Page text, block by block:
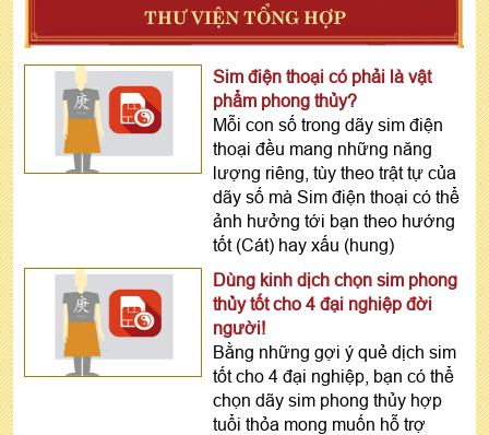
THƯ VIỆN TỔNG HỢP
Sim điện thoại có phải là vật
phẩm phong thủy?
Mỗi con số trong dãy sim điện
thoại đều mang những năng
lượng riêng, tùy theo trật tự của
dãy số mà Sim điện thoại có thể
ảnh hưởng tới bạn theo hướng
tốt (Cát) hay xấu (hung)
Dùng kinh dịch chọn sim phong
thủy tốt cho 4 đại nghiệp đời
người!
Bằng những gợi ý quẻ dịch sim
tốt cho 4 đại nghiệp, bạn có thể
chọn dãy sim phong thủy hợp
tuổi thỏa mong muốn hỗ trợ